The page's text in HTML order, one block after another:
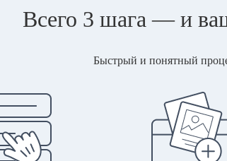
Всего 3 шага — и
Быстрый и понятный